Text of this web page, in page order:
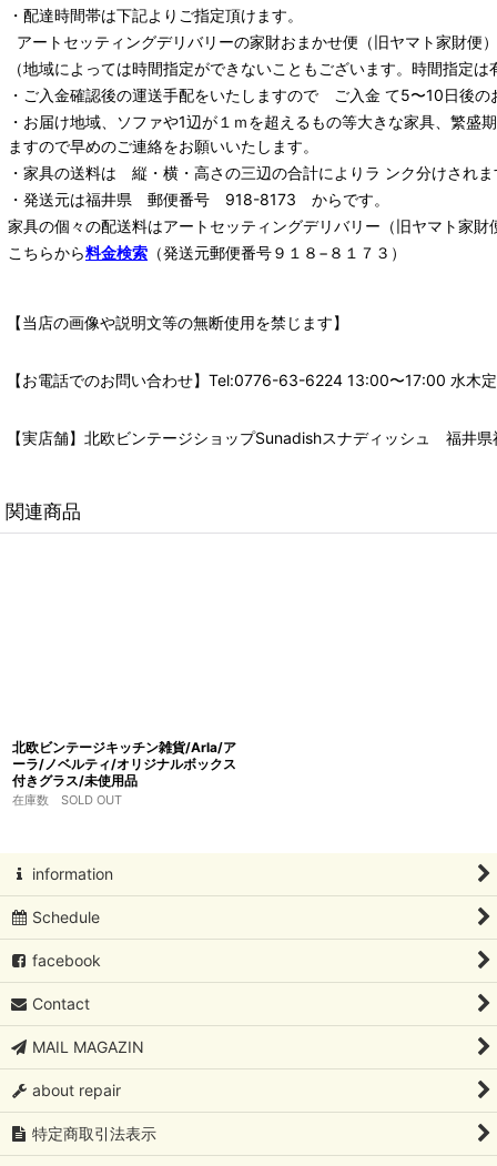
・配達時間帯は下記よりご指定頂けます。
アートセッティングデリバリーの家財おまかせ便 （旧ヤマト家財便
（地域によっては時間指定ができないこともございます。時間指定
・ご入金確認後の運送手配をいたしますので ご入金 て5〜10日後の
・お届け地域、ソファや1辺が１ｍを超えるもの等大きな家具、繁
ますので早めのご連絡をお願いいたします。
・家具の送料は 縦・横・高さの三辺の合計によりラ ンク分けされま
・発送元は福井県 郵便番号 918-8173 からです。
家具の個々の配送料はアートセッティングデリバリー （旧ヤマト家財
こちらから料金検索 （発送元郵便番号９１８−８１７３）
【当店の画像や説明文等の無断使用を禁じます】
【お電話でのお問い合わせ】Tel:0776-63-6224 13:00〜17:00 水木
【実店舗】北欧ビンテージショップSunadishスナディッシュ 福井
関連商品
北欧ビンテージキッチン雑貨/Arla/ア
ーラ/ノベルティ/オリジナルボックス
付きグラス/未使用品
在庫数 SOLD OUT
information
Schedule
facebook
Contact
MAIL MAGAZIN
about repair
特定商取引法表示